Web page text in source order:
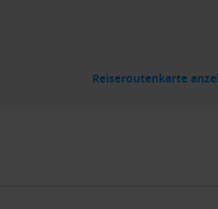
Reiseroutenkarte